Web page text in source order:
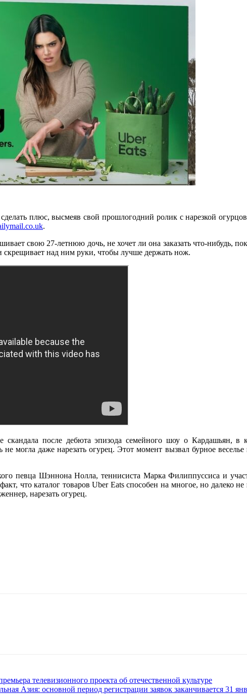
плюс, высмеяв свой прошлогодний ролик с нарезкой
.
свою 27-летнюю дочь, не хочет ли она заказать что-нибудь,
скрещивает над ним руки, чтобы лучше держать нож.
скандала после дебюта эпизода семейного шоу о Кардашьян,
могла даже нарезать огурец. Этот момент вызвал бурное
певца Шэннона Нолла, теннисиста Марка Филиппуссиса и
что каталог товаров Uber Eats способен на многое, но далеко
нарезать огурец.
телевизионного проекта об отечественной культуре
Азия: основной период регистрации заявок заканчивается 31